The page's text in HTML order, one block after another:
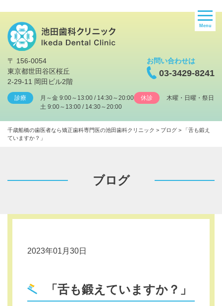
Menu
〒 156-0054
東京都世田谷区桜丘
2-29-11 岡田ビル2階
お問い合わせは
03-3429-8241
診療
月～金 9:00～13:00 / 14:30～20:00
土 9:00～13:00 / 14:30～20:00
休診 木曜・日曜・祭日
千歳船橋の歯医者なら矯正歯科専門医の池田歯科クリニック > ブログ >
「舌も鍛え
ていますか？」
ブログ
2023年01月30日
「舌も鍛えていますか？」